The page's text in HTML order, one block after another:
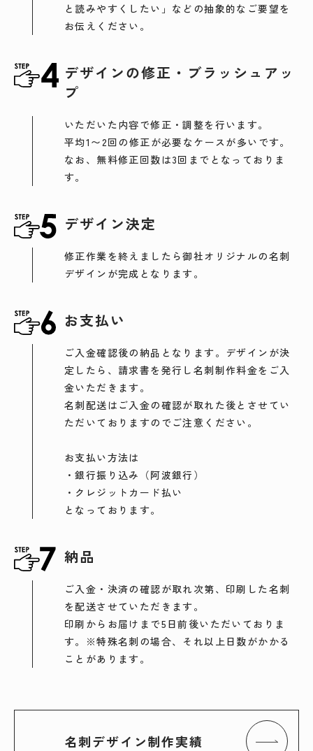
と読みやすくしたい」などの抽象的なご要望を
お伝えください。
デザインの修正・ブラッシュアッ
プ
いただいた内容で修正・調整を行います。
平均1〜2回の修正が必要なケースが多いです。
なお、無料修正回数は3回までとなっておりま
す。
デザイン決定
修正作業を終えましたら御社オリジナルの名刺
デザインが完成となります。
お支払い
ご入金確認後の納品となります。デザインが決
定したら、請求書を発行し名刺制作料金をご入
金いただきます。
名刺配送はご入金の確認が取れた後とさせてい
ただいておりますのでご注意ください。
お支払い方法は
・銀行振り込み（阿波銀行）
・クレジットカード払い
となっております。
納品
ご入金・決済の確認が取れ次第、印刷した名刺
を配送させていただきます。
印刷からお届けまで5日前後いただいておりま
す。※特殊名刺の場合、それ以上日数がかかる
ことがあります。
名刺デザイン制作実績